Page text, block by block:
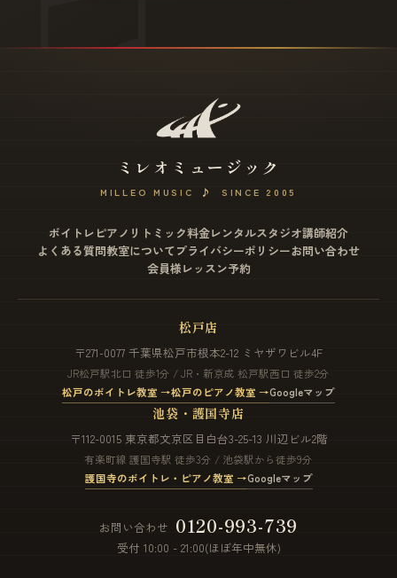
ミレオミュージック
MILLEO MUSIC ♪ SINCE 2005
ボイトレ ピアノ リトミック料金レンタルスタジオ講師紹介
よくある質問教室について プライバシーポリシーお問い合わせ
会員様レッスン予約
松戸店
〒271-0077 千葉県松戸市根本2-12 ミヤザワビル4F
JR松戸駅北口 徒歩1分 / JR・新京成 松戸駅西口 徒歩2分
松戸のボイトレ教室 →松戸のピアノ教室 →Googleマップ
池袋・護国寺店
〒112-0015 東京都文京区目白台3-25-13 川辺ビル2階
有楽町線 護国寺駅 徒歩3分 / 池袋駅から徒歩9分
護国寺のボイトレ・ピアノ教室 →Googleマップ
お問い合わせ 0120-993-739
受付 10:00 - 21:00(ほぼ年中無休)